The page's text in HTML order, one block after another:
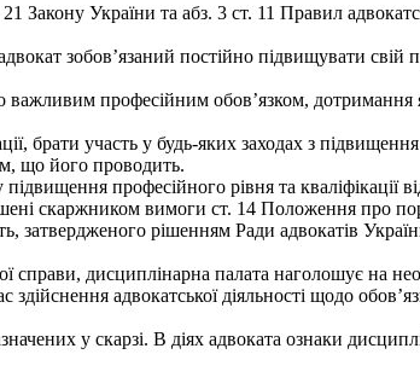
Закону України та абз. 3 ст. 11 Правил
зобов’язаний постійно підвищувати свій
професійним обов’язком, дотримання
участь у будь-яких заходах з підвищення
що його проводить.
професійного рівня та кваліфікації
скаржником вимоги ст. 14 Положення про
затвердженого рішенням Ради адвокатів
дисциплінарна палата наголошує на
адвокатської діяльності щодо
у скарзі. В діях адвоката ознаки